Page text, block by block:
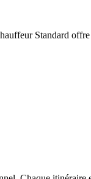
Standard